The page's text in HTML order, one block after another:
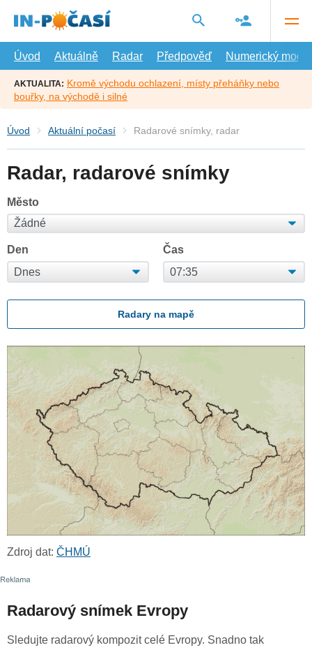
hlavní
Úvod
Aktuálně Radar Předpověď Numerický model
AKTUALITA: Kromě východu ochlazení, místy přeháňky nebo
bouřky, na východě i silné
Úvod Aktuální počasí Radarové snímky, radar
Radar, radarové snímky
Město
Den Čas
Radary na mapě
Zdroj dat: ČHMÚ
Radarový snímek Evropy
Sledujte radarový kompozit celé Evropy. Snadno tak